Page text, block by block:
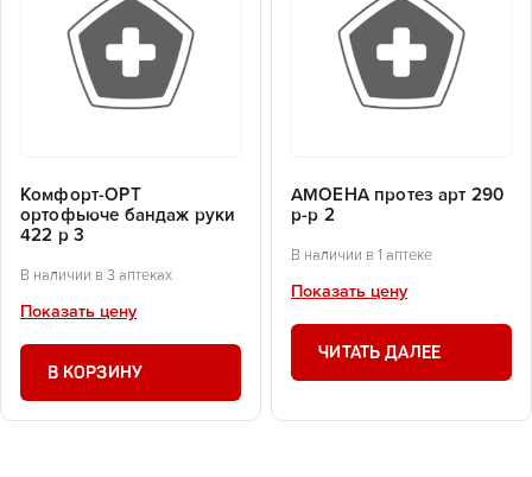
Комфорт-ОРТ
ортофьюче бандаж руки
422 р 3
В наличии в 3 аптеках
Показать цену
В КОРЗИНУ
АМОЕНА протез арт 290
р-р 2
В наличии в 1 аптеке
Показать цену
ЧИТАТЬ ДАЛЕЕ